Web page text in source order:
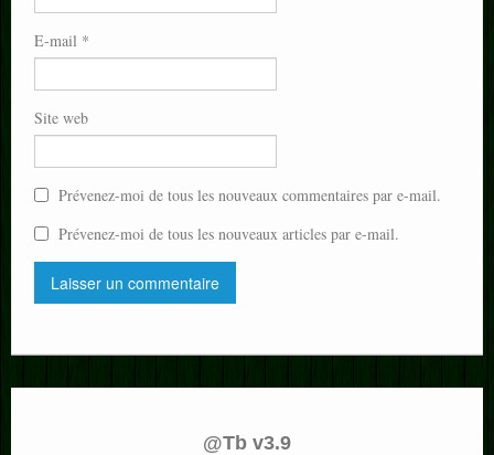
E-mail *
Site web
Prévenez-moi de tous les nouveaux commentaires par e-mail.
Prévenez-moi de tous les nouveaux articles par e-mail.
@Tb v3.9